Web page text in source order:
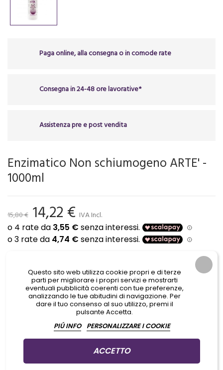
Paga online, alla consegna o in comode rate
Consegna in 24-48 ore lavorative*
Assistenza pre e post vendita
Enzimatico Non schiumogeno ARTE' -
1000ml
15,80 € 14,22 € IVA Incl.
Detergente ad azione pluri-enzimatica
Per lavaggi manuali ad immersione
o per lavastrumenti ad ultrasuoni
Aggiungi prodotti al carrello per GUADAGNARE PUNTI che potrai
Questo sito web utilizza cookie propri e di terze
parti per migliorare i propri servizi e mostrarti
eventuali pubblicità coerenti con tue preferenze,
analizzando le tue abitudini di navigazione. Per
dare il tuo consenso al suo utilizzo, premi il
pulsante Accetta.
PIÚ INFO
PERSONALIZZARE I COOKIE
ACCETTO